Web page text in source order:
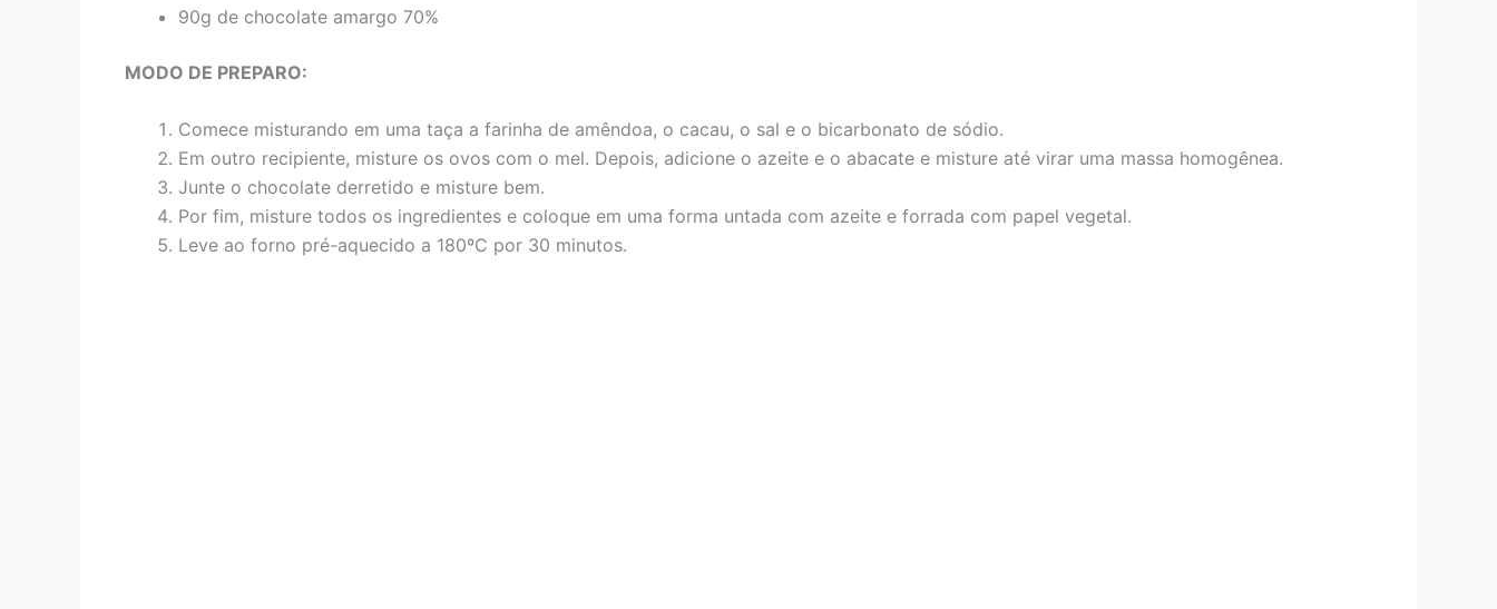
90g de chocolate amargo 70%
MODO DE PREPARO:
Comece misturando em uma taça a farinha de amêndoa, o cacau, o sal e o bicarbonato de sódio.
Em outro recipiente, misture os ovos com o mel. Depois, adicione o azeite e o abacate e misture até virar uma massa homogênea.
Junte o chocolate derretido e misture bem.
Por fim, misture todos os ingredientes e coloque em uma forma untada com azeite e forrada com papel vegetal.
Leve ao forno pré-aquecido a 180ºC por 30 minutos.